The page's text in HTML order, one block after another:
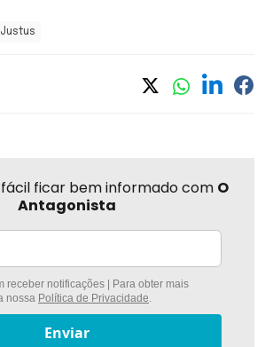
ficar bem informado com O
Antagonista
receber notificações | Para obter mais
nossa Política de Privacidade.
Enviar